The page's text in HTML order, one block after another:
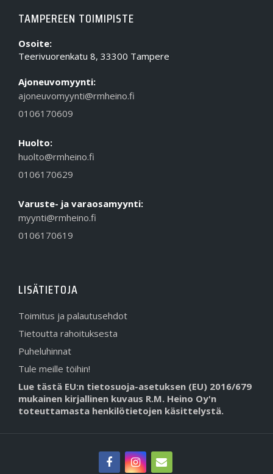
TAMPEREEN TOIMIPISTE
Osoite:
Teerivuorenkatu 8, 33300 Tampere
Ajoneuvomyynti:
ajoneuvomyynti@rmheino.fi
0106170609
Huolto:
huolto@rmheino.fi
0106170629
Varuste- ja varaosamyynti:
myynti@rmheino.fi
0106170619
LISÄTIETOJA
Toimitus ja palautusehdot
Tietoutta rahoituksesta
Puheluhinnat
Tule meille töihin!
Lue tästä EU:n tietosuoja-asetuksen (EU) 2016/679
mukainen kirjallinen kuvaus R.M. Heino Oy'n
toteuttamasta henkilötietojen käsittelystä.